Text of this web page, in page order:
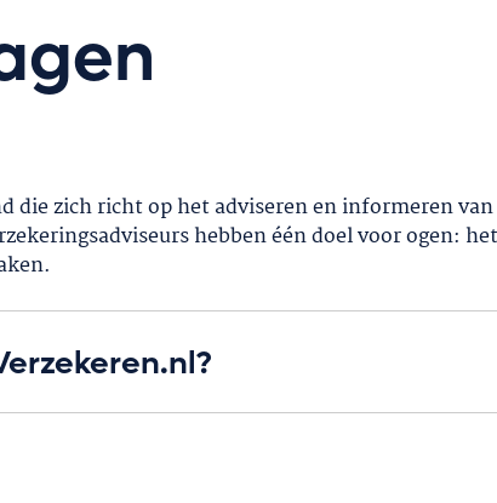
zich richt op het adviseren en informeren
hebben één doel voor ogen: